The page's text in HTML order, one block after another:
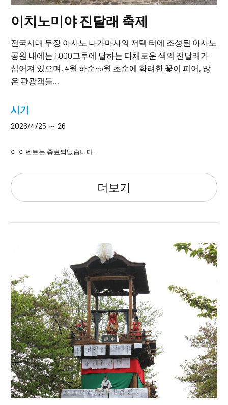
이치노미야 진달래 축제
전국시대 무장 아사노 나가마사의 저택 터에 조성된 아사노
공원 내에는 1,000그루에 달하는 다채로운 색의 진달래가
심어져 있으며, 4월 하순~5월 초순에 화려한 꽃이 피어, 많
은 관광객들...
시기
2026/4/25 ～ 26
이 이벤트는 종료되었습니다.
더보기